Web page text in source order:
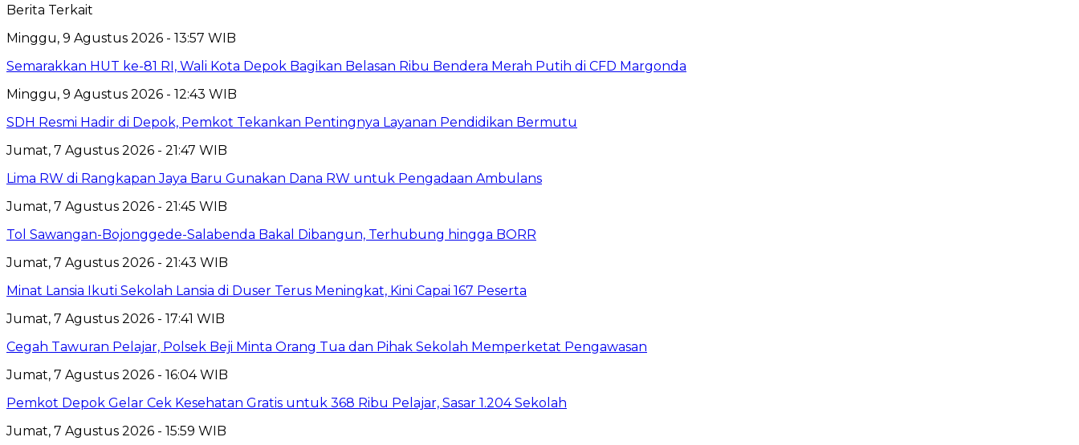
Berita Terkait
Minggu, 9 Agustus 2026 - 13:57 WIB
Semarakkan HUT ke-81 RI, Wali Kota Depok Bagikan Belasan Ribu Bendera Merah Putih di CFD Margonda
Minggu, 9 Agustus 2026 - 12:43 WIB
SDH Resmi Hadir di Depok, Pemkot Tekankan Pentingnya Layanan Pendidikan Bermutu
Jumat, 7 Agustus 2026 - 21:47 WIB
Lima RW di Rangkapan Jaya Baru Gunakan Dana RW untuk Pengadaan Ambulans
Jumat, 7 Agustus 2026 - 21:45 WIB
Tol Sawangan-Bojonggede-Salabenda Bakal Dibangun, Terhubung hingga BORR
Jumat, 7 Agustus 2026 - 21:43 WIB
Minat Lansia Ikuti Sekolah Lansia di Duser Terus Meningkat, Kini Capai 167 Peserta
Jumat, 7 Agustus 2026 - 17:41 WIB
Cegah Tawuran Pelajar, Polsek Beji Minta Orang Tua dan Pihak Sekolah Memperketat Pengawasan
Jumat, 7 Agustus 2026 - 16:04 WIB
Pemkot Depok Gelar Cek Kesehatan Gratis untuk 368 Ribu Pelajar, Sasar 1.204 Sekolah
Jumat, 7 Agustus 2026 - 15:59 WIB